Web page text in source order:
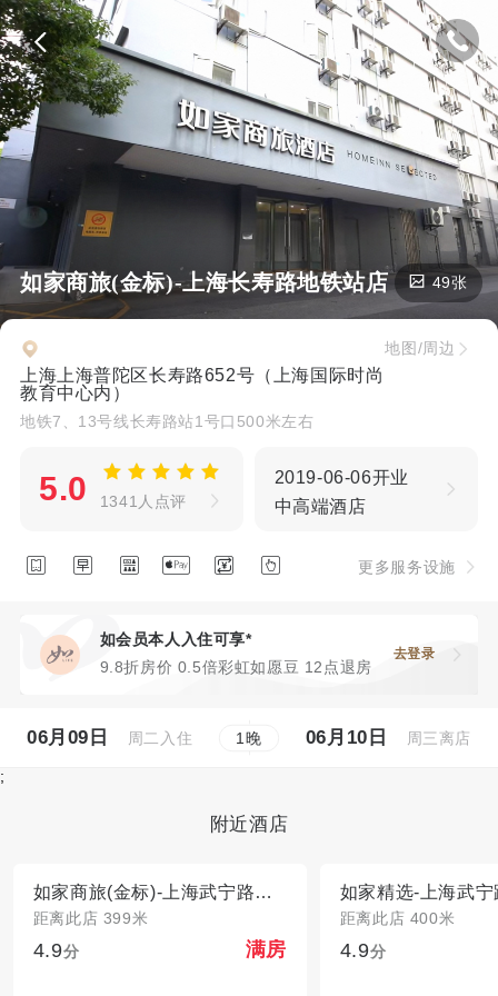
如家商旅(金标)-上海长寿路地铁站店 49张
上海上海普陀区长寿路652号（上海国际时尚
教育中心内）
地铁7、13号线长寿路站1号口500米左右
地图/周边
5.0 1341人点评
2019-06-06开业
中高端酒店
      更多服务设施
如会员本人入住可享*
9.8折房价 0.5倍彩虹如愿豆 12点退房
去登录
06月09日 周二入住 1晚 06月10日 周三离店
;
附近酒店
如家商旅(金标)-上海武宁路地铁站安远路店
距离此店 399米
4.9分 满房
距离此店 400米
4.9分